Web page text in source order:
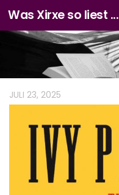
Zum Inhalt springen
Was Xirxe so liest ...
JULI 23, 2025